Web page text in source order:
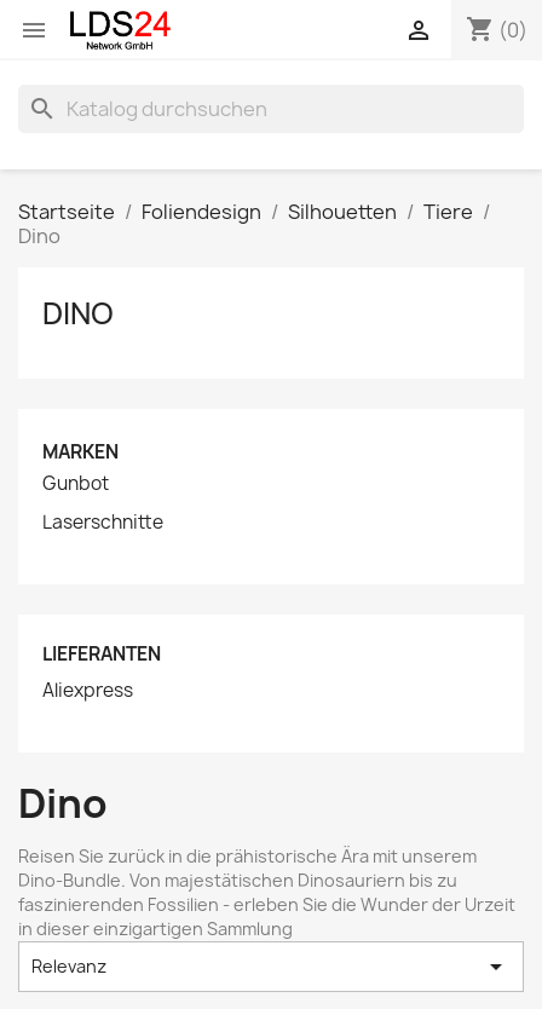
 shopping_cart (0)

search
Startseite Foliendesign Silhouetten
Tiere
Dino
DINO
MARKEN
Gunbot
Laserschnitte
LIEFERANTEN
Aliexpress
Dino
Reisen Sie zurück in die prähistorische Ära mit unserem
Dino-Bundle. Von majestätischen Dinosauriern bis zu
faszinierenden Fossilien - erleben Sie die Wunder der Urzeit
in dieser einzigartigen Sammlung
Relevanz
